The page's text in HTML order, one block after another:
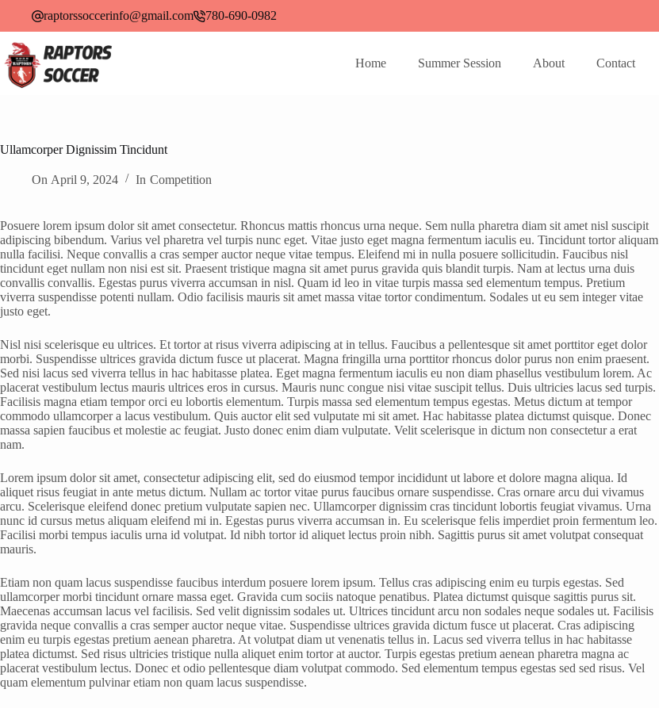
raptorssoccerinfo@gmail.com 780-690-0982
Home Summer Session About Contact
Ullamcorper Dignissim Tincidunt
On April 9, 2024 In Competition
Posuere lorem ipsum dolor sit amet consectetur. Rhoncus mattis rhoncus urna neque. Sem nulla pharetra diam sit amet nisl suscipit
adipiscing bibendum. Varius vel pharetra vel turpis nunc eget. Vitae justo eget magna fermentum iaculis eu. Tincidunt tortor aliquam
nulla facilisi. Neque convallis a cras semper auctor neque vitae tempus. Eleifend mi in nulla posuere sollicitudin. Faucibus nisl
tincidunt eget nullam non nisi est sit. Praesent tristique magna sit amet purus gravida quis blandit turpis. Nam at lectus urna duis
convallis convallis. Egestas purus viverra accumsan in nisl. Quam id leo in vitae turpis massa sed elementum tempus. Pretium
viverra suspendisse potenti nullam. Odio facilisis mauris sit amet massa vitae tortor condimentum. Sodales ut eu sem integer vitae
justo eget.
Nisl nisi scelerisque eu ultrices. Et tortor at risus viverra adipiscing at in tellus. Faucibus a pellentesque sit amet porttitor eget dolor
morbi. Suspendisse ultrices gravida dictum fusce ut placerat. Magna fringilla urna porttitor rhoncus dolor purus non enim praesent.
Sed nisi lacus sed viverra tellus in hac habitasse platea. Eget magna fermentum iaculis eu non diam phasellus vestibulum lorem. Ac
placerat vestibulum lectus mauris ultrices eros in cursus. Mauris nunc congue nisi vitae suscipit tellus. Duis ultricies lacus sed turpis.
Facilisis magna etiam tempor orci eu lobortis elementum. Turpis massa sed elementum tempus egestas. Metus dictum at tempor
commodo ullamcorper a lacus vestibulum. Quis auctor elit sed vulputate mi sit amet. Hac habitasse platea dictumst quisque. Donec
massa sapien faucibus et molestie ac feugiat. Justo donec enim diam vulputate. Velit scelerisque in dictum non consectetur a erat
nam.
Lorem ipsum dolor sit amet, consectetur adipiscing elit, sed do eiusmod tempor incididunt ut labore et dolore magna aliqua. Id
aliquet risus feugiat in ante metus dictum. Nullam ac tortor vitae purus faucibus ornare suspendisse. Cras ornare arcu dui vivamus
arcu. Scelerisque eleifend donec pretium vulputate sapien nec. Ullamcorper dignissim cras tincidunt lobortis feugiat vivamus. Urna
nunc id cursus metus aliquam eleifend mi in. Egestas purus viverra accumsan in. Eu scelerisque felis imperdiet proin fermentum leo.
Facilisi morbi tempus iaculis urna id volutpat. Id nibh tortor id aliquet lectus proin nibh. Sagittis purus sit amet volutpat consequat
mauris.
Etiam non quam lacus suspendisse faucibus interdum posuere lorem ipsum. Tellus cras adipiscing enim eu turpis egestas. Sed
ullamcorper morbi tincidunt ornare massa eget. Gravida cum sociis natoque penatibus. Platea dictumst quisque sagittis purus sit.
Maecenas accumsan lacus vel facilisis. Sed velit dignissim sodales ut. Ultrices tincidunt arcu non sodales neque sodales ut. Facilisis
gravida neque convallis a cras semper auctor neque vitae. Suspendisse ultrices gravida dictum fusce ut placerat. Cras adipiscing
enim eu turpis egestas pretium aenean pharetra. At volutpat diam ut venenatis tellus in. Lacus sed viverra tellus in hac habitasse
platea dictumst. Sed risus ultricies tristique nulla aliquet enim tortor at auctor. Turpis egestas pretium aenean pharetra magna ac
placerat vestibulum lectus. Donec et odio pellentesque diam volutpat commodo. Sed elementum tempus egestas sed sed risus. Vel
quam elementum pulvinar etiam non quam lacus suspendisse.